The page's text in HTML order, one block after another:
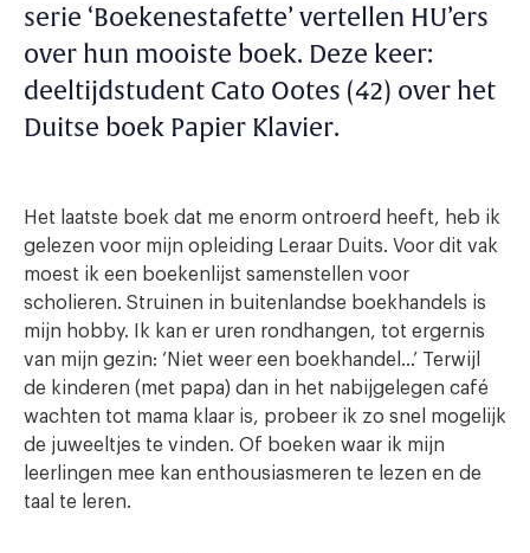
serie ‘Boekenestafette’ vertellen HU’ers
over hun mooiste boek. Deze keer:
deeltijdstudent Cato Ootes (42) over het
Duitse boek Papier Klavier.
Het laatste boek dat me enorm ontroerd heeft, heb ik
gelezen voor mijn opleiding Leraar Duits. Voor dit vak
moest ik een boekenlijst samenstellen voor
scholieren. Struinen in buitenlandse boekhandels is
mijn hobby. Ik kan er uren rondhangen, tot ergernis
van mijn gezin: ‘Niet weer een boekhandel…’ Terwijl
de kinderen (met papa) dan in het nabijgelegen café
wachten tot mama klaar is, probeer ik zo snel mogelijk
de juweeltjes te vinden. Of boeken waar ik mijn
leerlingen mee kan enthousiasmeren te lezen en de
taal te leren.